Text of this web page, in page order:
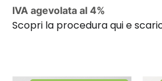
IVA agevolata al 4%
Scopri la procedura qui e